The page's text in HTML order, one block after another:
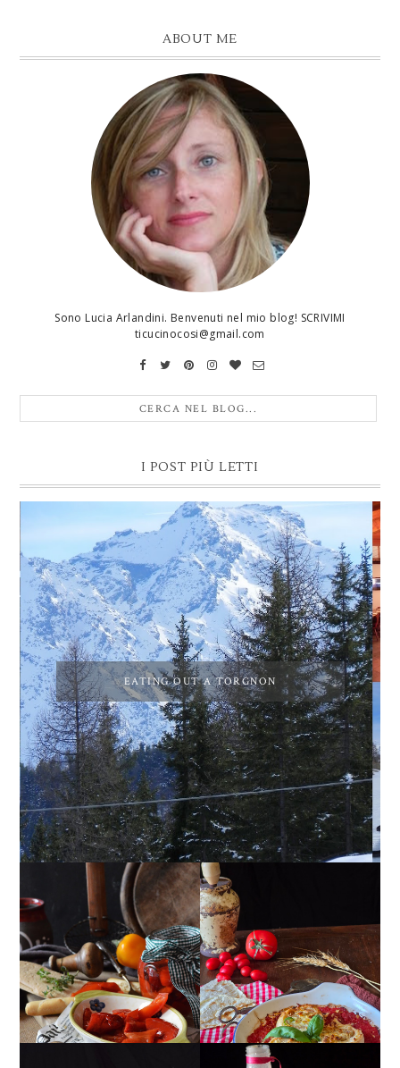
ABOUT ME
Sono Lucia Arlandini. Benvenuti nel mio blog! SCRIVIMI
ticucinocosi@gmail.com
I POST PIÙ LETTI
EATING OUT A TORGNON
PEPERONI ALLA
PIEMONTESE
GIRANDOLE DI
RICOTTA